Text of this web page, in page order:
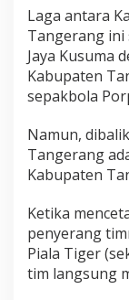
Laga antara
Tangerang ini
Jaya Kusuma
Kabupaten
sepakbola
Namun,
Tangerang
Kabupaten
Ketika
penyerang
Piala Tiger
tim langsung